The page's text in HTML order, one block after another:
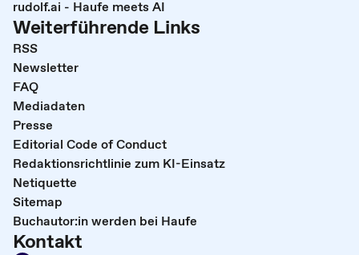
rudolf.ai - Haufe meets AI
Weiterführende Links
RSS
Newsletter
FAQ
Mediadaten
Presse
Editorial Code of Conduct
Redaktionsrichtlinie zum KI-Einsatz
Netiquette
Sitemap
Buchautor:in werden bei Haufe
Kontakt